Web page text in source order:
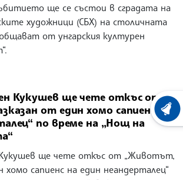
ще се състои в сградата на
художници (СБХ) на столичната
от унгарския културен
Кукушев ще чете откъс от
от един хомо сапиенс на
по време на „Нощ на
ще чете откъс от „Животът,
хомо сапиенс на един неандерталец“